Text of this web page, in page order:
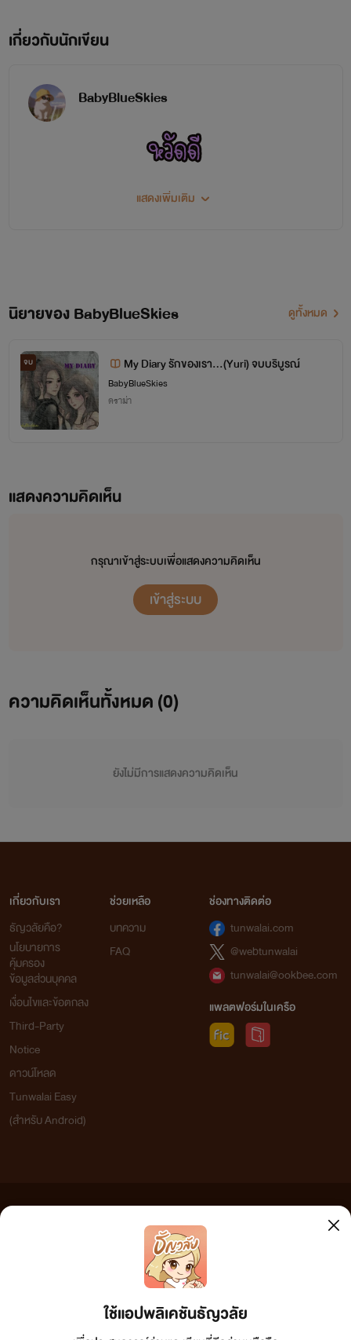
เกี่ยวกับนักเขียน
BabyBlueSkies
.
แสดงเพิ่มเติม
นิยายของ BabyBlueSkies ดูทั้งหมด
จบ My Diary รักของเรา...(Yuri) จบบริบูรณ์
BabyBlueSkies
ดราม่า
แสดงความคิดเห็น
กรุณาเข้าสู่ระบบเพื่อแสดงความคิดเห็น
เข้าสู่ระบบ
ความคิดเห็นทั้งหมด (0)
ยังไม่มีการแสดงความคิดเห็น
ใช้แอปพลิเคชันธัญวลัย
เกี่ยวกับเรา
ธัญวลัยคือ?
นโยบายการ
คุ้มครอง
ข้อมูลส่วนบุคคล
เงื่อนไขและข้อตกลง
Third-Party
Notice
ดาวน์โหลด
Tunwalai Easy
(สำหรับ Android)
ช่วยเหลือ
บทความ
FAQ
ช่องทางติดต่อ
tunwalai.com
@webtunwalai
tunwalai@ookbee.com
แพลตฟอร์มในเครือ
เว็บไซต์แห่งนี้ไม่ได้เห็นด้วยและไม่ขอรับผิดชอบต่อข้อความใดๆ ทั้งสิ้น ดังนั้นผู้อ่านทุกท่านโปรดใช้
วิจารณญาณในการกลั่นกรองด้วยตนเอง และหากท่านพบข้อความใดๆ ที่ขัดต่อกฎหมายและศีลธรรม
กรุณาแจ้งมาที่ tunwalai@ookbee.com เพื่อทีมงานจะได้ดำเนินการในทันที ทั้งนี้ ทางเว็บไซต์ขอสงวน
ลิขสิทธิ์ตามพระราชบัญญัติลิขสิทธิ์ (ฉบับเพิ่มเติม) พ.ศ.2558